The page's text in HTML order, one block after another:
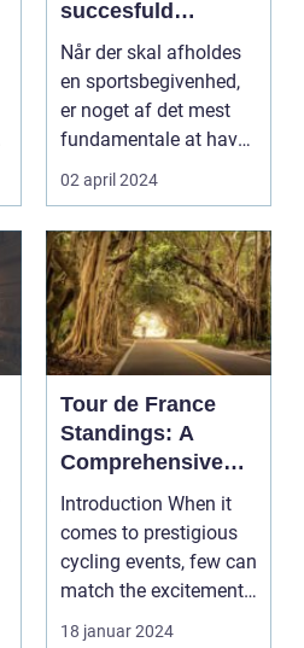
succesfuld
turnering
Når der skal afholdes
en sportsbegivenhed,
er noget af det mest
fundamentale at have
en velorganiser...
02 april 2024
Tour de France
Standings: A
Comprehensive
Guide for Sports
Enthusiasts
Introduction When it
comes to prestigious
cycling events, few can
match the excitement
and grandeur...
18 januar 2024